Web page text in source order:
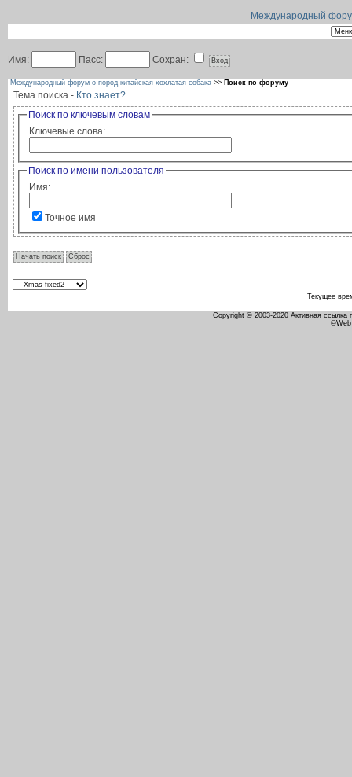
Международный
Имя: Пасс: Сохран:
Международный форум о пород китайская хохлатая собака >> Поиск по форуму
Тема поиска - Кто знает?
Поиск по ключевым словам
Ключевые слова:
Поиск по имени пользователя
Имя:
Точное имя
Текущее
Copyright © 2003-2020 Активная ссылка